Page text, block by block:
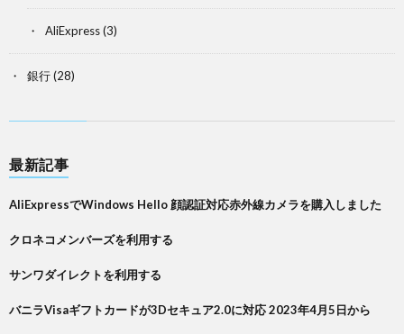
AliExpress(3)
銀行(28)
最新記事
AliExpressでWindows Hello 顔認証対応赤外線カメラを購入しました
クロネコメンバーズを利用する
サンワダイレクトを利用する
バニラVisaギフトカードが3Dセキュア2.0に対応 2023年4月5日から